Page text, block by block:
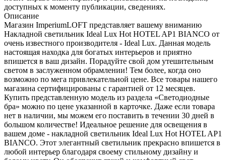
доступных к моменту публикации, сведениях.
Описание
Магазин ImperiumLOFT представляет вашему вниманию
Накладной светильник Ideal Lux Hot HOTEL AP1 BIANCO от
очень известного производителя - Ideal Lux. Данная модель
настоящая находка для богатых интерьеров и приятно
впишется в ваш дизайн. Порадуйте свой дом утешительным
светом в заслуженном обрамлении! Тем более, когда оно
возможно по мега привлекательной цене. Все товары нашего
магазина сертифицированы с гарантией от 12 месяцев.
Купить представленную модель из раздела «Светодиодные
бра» можно по цене указанной в карточке. Даже если товара
нет в наличии, мы можем его поставить в течении 30 дней в
большом количестве! Идеальное решение для освещения в
вашем доме - накладной светильник Ideal Lux Hot HOTEL AP1
BIANCO. Этот элегантный светильник прекрасно впишется в
любой интерьер благодаря своему стильному дизайну и